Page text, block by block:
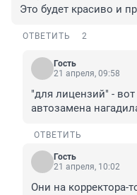
Это будет красиво и
ОТВЕТИТЬ 2
Гость
21 апреля, 09:58
"для лицензий" - вот
автозамена
ОТВЕТИТЬ
Гость
21 апреля, 10:02
Они на корректора-